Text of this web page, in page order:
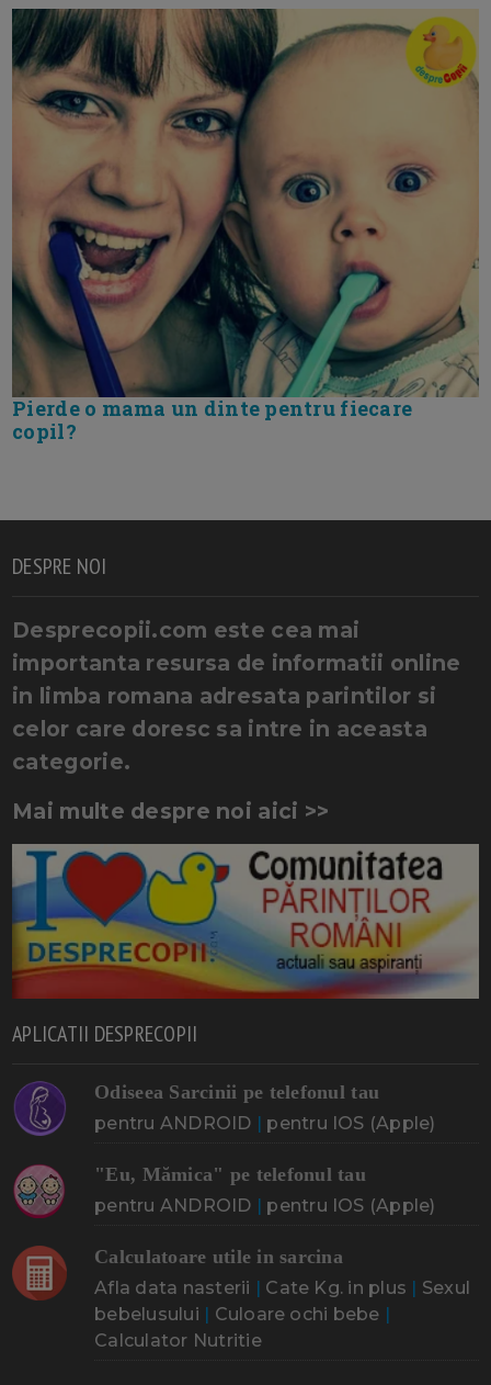
Pierde o mama un dinte pentru fiecare
copil?
DESPRE NOI
Desprecopii.com este cea mai
importanta resursa de informatii online
in limba romana adresata parintilor si
celor care doresc sa intre in aceasta
categorie.
Mai multe despre noi aici >>
APLICATII DESPRECOPII
Odiseea Sarcinii pe telefonul tau
pentru ANDROID | pentru IOS (Apple)
"Eu, Mămica" pe telefonul tau
pentru ANDROID | pentru IOS (Apple)
Calculatoare utile in sarcina
Afla data nasterii | Cate Kg. in plus | Sexul
bebelusului | Culoare ochi bebe |
Calculator Nutritie